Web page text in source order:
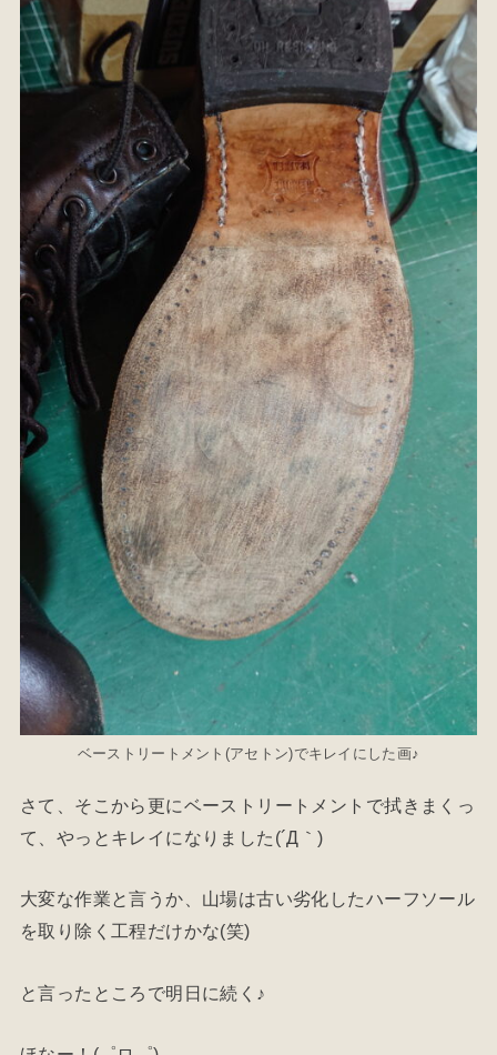
ベーストリートメント(アセトン)でキレイにした画♪
さて、そこから更にベーストリートメントで拭きまくっ
て、やっとキレイになりました(´Д｀)
大変な作業と言うか、山場は古い劣化したハーフソール
を取り除く工程だけかな(笑)
と言ったところで明日に続く♪